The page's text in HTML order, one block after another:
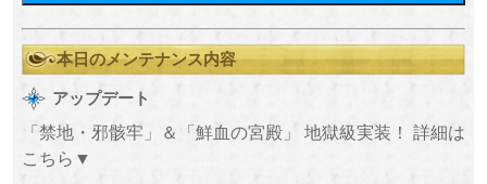
本日のメンテナンス内容
アップデート
「禁地・邪骸牢」＆「鮮血の宮殿」 地獄級実装！ 詳細は
こちら▼